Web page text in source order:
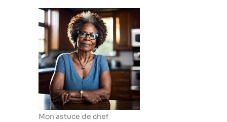
Mon astuce de chef